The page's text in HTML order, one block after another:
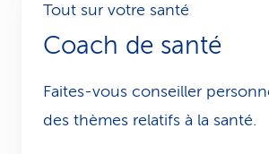
Tout sur votre santé
Coach de santé
Faites-vous conseiller
des thèmes relatifs à la santé.